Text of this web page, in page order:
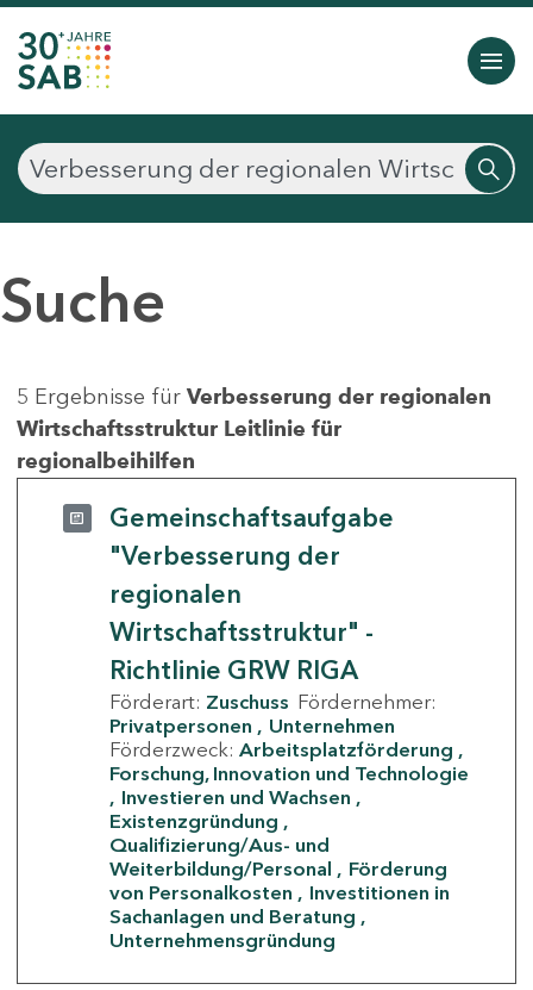
Suche
5 Ergebnisse für Verbesserung der regionalen
Wirtschaftsstruktur Leitlinie für
regionalbeihilfen
Gemeinschaftsaufgabe
"Verbesserung der
regionalen
Wirtschaftsstruktur" -
Richtlinie GRW RIGA
Förderart: Zuschuss Fördernehmer:
Privatpersonen
Unternehmen
Förderzweck: Arbeitsplatzförderung
Forschung, Innovation und Technologie
Investieren und Wachsen
Existenzgründung
Qualifizierung/Aus- und
Weiterbildung/Personal
Förderung
von Personalkosten
Investitionen in
Sachanlagen und Beratung
Unternehmensgründung